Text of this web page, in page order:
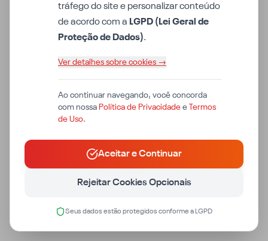
tráfego do site e personalizar conteúdo
de acordo com a LGPD (Lei Geral de
Proteção de Dados).
Ver detalhes sobre cookies →
Ao continuar navegando, você concorda
com nossa Política de Privacidade e
Termos
de Uso.
Aceitar e Continuar
Rejeitar Cookies Opcionais
Seus dados estão protegidos conforme a LGPD